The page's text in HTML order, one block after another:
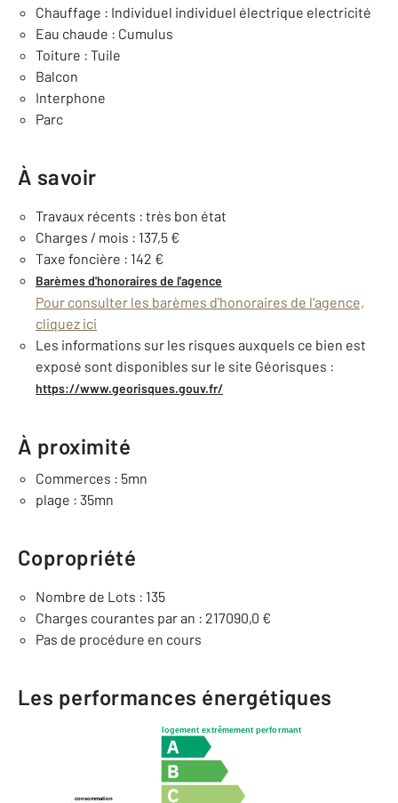
Chauffage : Individuel individuel électrique electricité
Eau chaude : Cumulus
Toiture : Tuile
Balcon
Interphone
Parc
À savoir
Travaux récents : très bon état
Charges / mois : 137,5 €
Taxe foncière : 142 €
Barèmes d'honoraires de l'agence
Pour consulter les barèmes d'honoraires de l'agence,
cliquez ici
Les informations sur les risques auxquels ce bien est
exposé sont disponibles sur le site Géorisques :
https://www.georisques.gouv.fr/
À proximité
Commerces : 5mn
plage : 35mn
Copropriété
Nombre de Lots : 135
Charges courantes par an : 217090,0 €
Pas de procédure en cours
Les performances énergétiques
logement extrêmement performant
consommation